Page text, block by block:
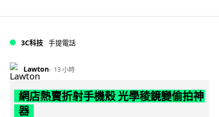
3C科技 手提電話
Lawton 13 小時
網店熱賣折射手機殼 光學稜鏡變偷拍神
器